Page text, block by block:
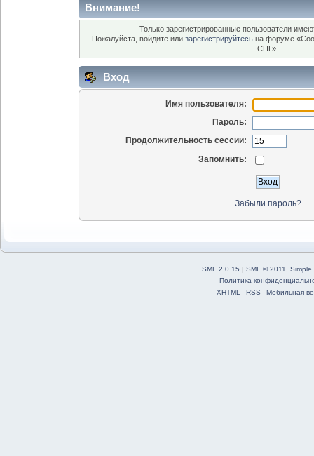
Внимание!
Только зарегистрированные пользователи
Пожалуйста, войдите или зарегистрируйтесь на форуме
СНГ».
Вход
Имя пользователя:
Пароль:
Продолжительность сессии:
Запомнить:
Забыли пароль?
SMF 2.0.15 | SMF © 2011
Simple
Политика
XHTML
RSS Мобильная